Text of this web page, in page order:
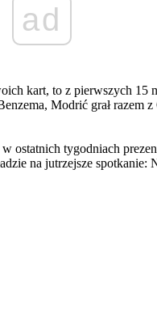
ad
kart, to z pierwszych 15
Modrić grał razem
ostatnich tygodniach
na jutrzejsze